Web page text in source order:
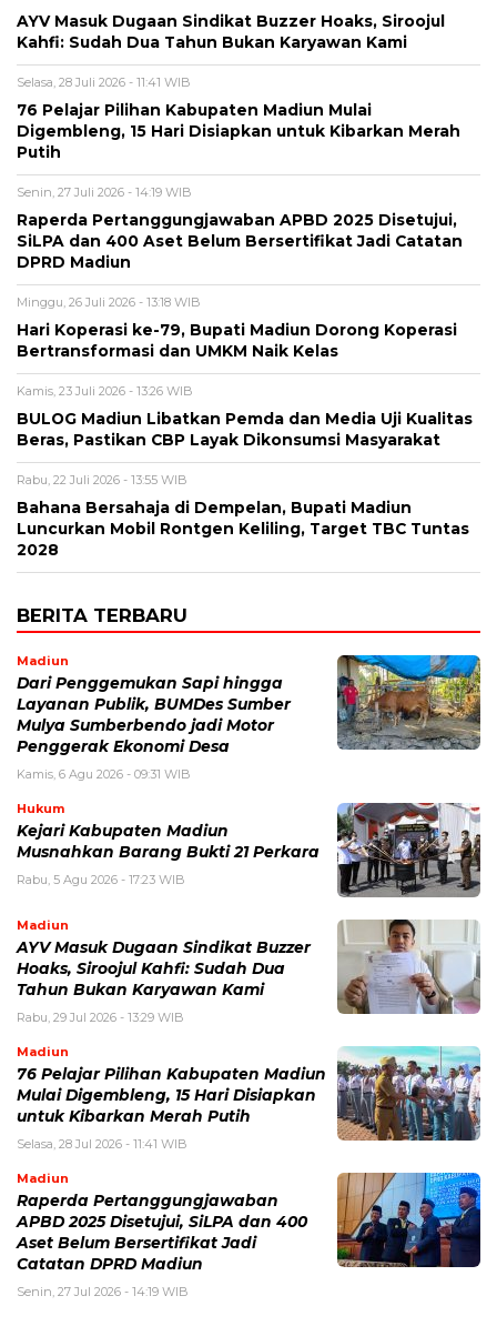
AYV Masuk Dugaan Sindikat Buzzer Hoaks, Siroojul
Kahfi: Sudah Dua Tahun Bukan Karyawan Kami
Selasa, 28 Juli 2026 - 11:41 WIB
76 Pelajar Pilihan Kabupaten Madiun Mulai
Digembleng, 15 Hari Disiapkan untuk Kibarkan Merah
Putih
Senin, 27 Juli 2026 - 14:19 WIB
Raperda Pertanggungjawaban APBD 2025 Disetujui,
SiLPA dan 400 Aset Belum Bersertifikat Jadi Catatan
DPRD Madiun
Minggu, 26 Juli 2026 - 13:18 WIB
Hari Koperasi ke-79, Bupati Madiun Dorong Koperasi
Bertransformasi dan UMKM Naik Kelas
Kamis, 23 Juli 2026 - 13:26 WIB
BULOG Madiun Libatkan Pemda dan Media Uji Kualitas
Beras, Pastikan CBP Layak Dikonsumsi Masyarakat
Rabu, 22 Juli 2026 - 13:55 WIB
Bahana Bersahaja di Dempelan, Bupati Madiun
Luncurkan Mobil Rontgen Keliling, Target TBC Tuntas
2028
BERITA TERBARU
Madiun
Dari Penggemukan Sapi hingga
Layanan Publik, BUMDes Sumber
Mulya Sumberbendo jadi Motor
Penggerak Ekonomi Desa
Kamis, 6 Agu 2026 - 09:31 WIB
Hukum
Kejari Kabupaten Madiun
Musnahkan Barang Bukti 21 Perkara
Rabu, 5 Agu 2026 - 17:23 WIB
Madiun
AYV Masuk Dugaan Sindikat Buzzer
Hoaks, Siroojul Kahfi: Sudah Dua
Tahun Bukan Karyawan Kami
Rabu, 29 Jul 2026 - 13:29 WIB
Madiun
76 Pelajar Pilihan Kabupaten Madiun
Mulai Digembleng, 15 Hari Disiapkan
untuk Kibarkan Merah Putih
Selasa, 28 Jul 2026 - 11:41 WIB
Madiun
Raperda Pertanggungjawaban
APBD 2025 Disetujui, SiLPA dan 400
Aset Belum Bersertifikat Jadi
Catatan DPRD Madiun
Senin, 27 Jul 2026 - 14:19 WIB